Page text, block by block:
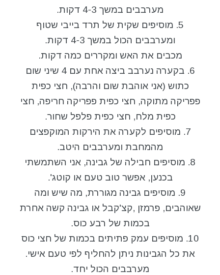
מערבבים במשך 4-3 דקות.
5. מוסיפים שקית של תרד בייבי שטוף
ומערבבים הכול במשך 4-3 דקות.
מכבים את האש ומקררים כמה דקות.
6. בקערה נערבב ביצה אחת עם 4 שיני שום
כתוש (אני אוהבת שום והרבה), חצי כפית
פפריקה מתוקה, חצי כפית פפריקה חריפה, חצי
כפית מלח, חצי כפית פלפל שחור.
7. מוסיפים לקערה את הירקות המוקפצים
מהמחבת ומערבבים היטב.
8. מוסיפים חבילה של גבינה, אני השתמשתי
בכנען, אפשר טוב טעם או קוטג'.
9. מוסיפים גבינה מגוררת, מה שיש ומה
שאוהבים, פרמזן ,קצ'קבל או גבינה קשה אחרת
בכמות של רבע כוס.
10. מוסיפים עמק פתיתים בכמות של חצי כוס
את כל הגבינות ניתן להחליף לפי טעם אישי.
מערבבים הכול יחד.